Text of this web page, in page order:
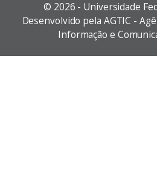
© 2026 - Universidade
Desenvolvido pela AGTIC -
Informação e